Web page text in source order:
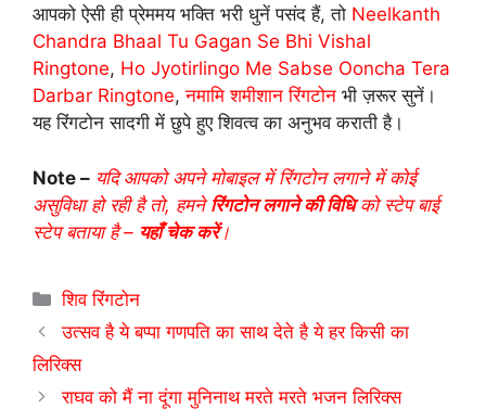
आपको ऐसी ही प्रेममय भक्ति भरी धुनें पसंद हैं, तो Neelkanth
Chandra Bhaal Tu Gagan Se Bhi Vishal
Ringtone, Ho Jyotirlingo Me Sabse Ooncha Tera
Darbar Ringtone,नमामि शमीशान रिंगटोन भी ज़रूर सुनें।
यह रिंगटोन सादगी में छुपे हुए शिवत्व का अनुभव कराती है।
Note – यदि आपको अपने मोबाइल में रिंगटोन लगाने में कोई
असुविधा हो रही है तो, हमनेरिंगटोन लगाने की विधिको स्टेप बाई
स्टेप बताया है – यहाँ चेक करें।
Categories
शिव रिंगटोन
उत्सव है ये बप्पा गणपति का साथ देते है ये हर किसी का
लिरिक्स
राघव को मैं ना दूंगा मुनिनाथ मरते मरते भजन लिरिक्स